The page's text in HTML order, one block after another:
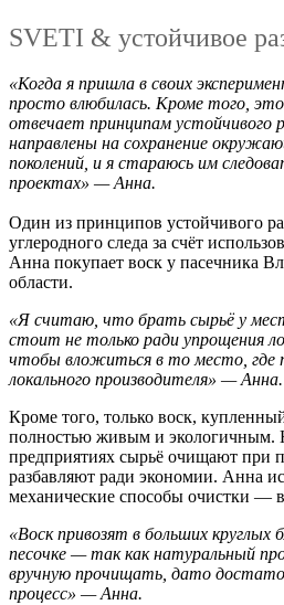
SVETI & устойчивое
«Когда я пришла в своих
просто влюбилась. Кроме того,
отвечает принципам устойчивого
направлены на сохранение
поколений, и я стараюсь им
проектах» — Анна.
Один из принципов устойчивого
углеродного следа за счёт
Анна покупает воск у пасечника
области.
«Я считаю, что брать сырьё у
стоит не только ради упрощения
чтобы вложиться в то место,
локального производителя» — Анна.
Кроме того, только воск,
полностью живым и
предприятиях сырьё очищают при
разбавляют ради экономии. Анна
механические способы очистки —
«Воск привозят в больших круглых
песочке — так как натуральный
вручную прочищать, дато
процесс» — Анна.